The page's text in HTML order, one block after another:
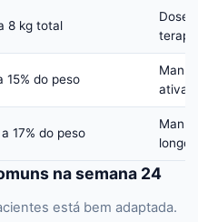
8 kg total
Dose
15% do peso
ativa
a 17% do peso
longo
na semana 24
está bem adaptada.